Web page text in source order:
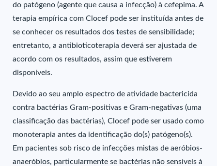
do patógeno (agente que causa a infecção) à cefepima. A
terapia empírica com Clocef pode ser instituída antes de
se conhecer os resultados dos testes de sensibilidade;
entretanto, a antibioticoterapia deverá ser ajustada de
acordo com os resultados, assim que estiverem
disponíveis.
Devido ao seu amplo espectro de atividade bactericida
contra bactérias Gram-positivas e Gram-negativas (uma
classificação das bactérias), Clocef pode ser usado como
monoterapia antes da identificação do(s) patógeno(s).
Em pacientes sob risco de infecções mistas de aeróbios-
anaeróbios, particularmente se bactérias não sensíveis à